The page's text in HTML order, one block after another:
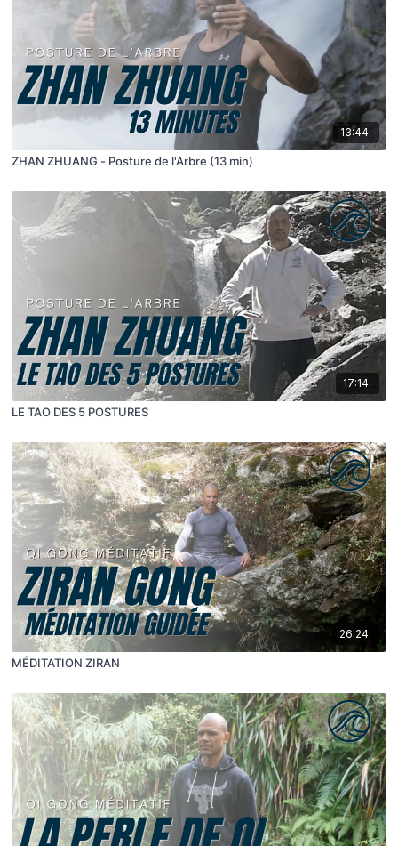
13:44
ZHAN ZHUANG - Posture de l'Arbre (13 min)
17:14
LE TAO DES 5 POSTURES
26:24
MÉDITATION ZIRAN